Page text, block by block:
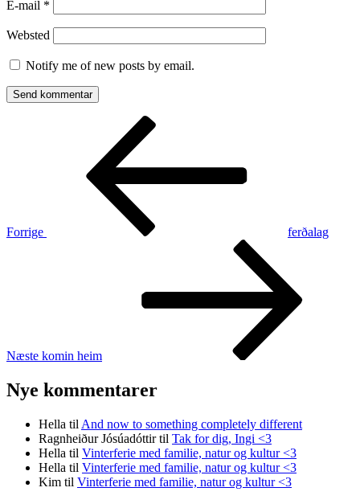
E-mail *
Websted
Notify me of new posts by email.
Indlægsnavigation
Forrige
ferðalag
Næste komin heim
Nye kommentarer
Hella til And now to something completely different
Ragnheiður Jósúadóttirtil Tak for dig, Ingi <3
Hella til Vinterferie med familie, natur og kultur <3
Hella til Vinterferie med familie, natur og kultur <3
Kim til Vinterferie med familie, natur og kultur <3